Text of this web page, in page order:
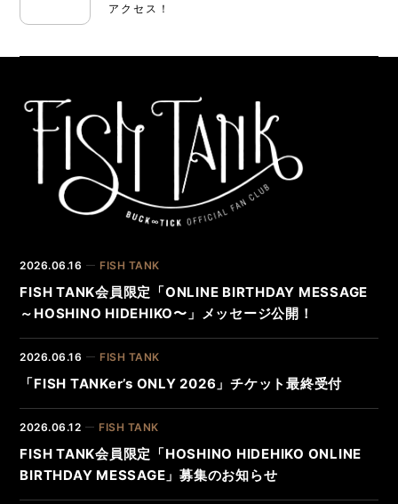
アクセス！
2026.06.16 FISH TANK
FISH TANK会員限定「ONLINE BIRTHDAY MESSAGE
～HOSHINO HIDEHIKO〜」メッセージ公開！
2026.06.16 FISH TANK
「FISH TANKer’s ONLY 2026」チケット最終受付
2026.06.12 FISH TANK
FISH TANK会員限定「HOSHINO HIDEHIKO ONLINE
BIRTHDAY MESSAGE」募集のお知らせ